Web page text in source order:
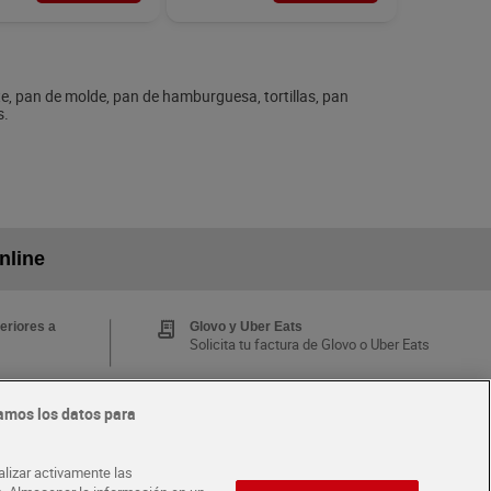
pan de molde, pan de hamburguesa, tortillas, pan
a
Glovo y Uber Eats
Solicita tu factura de Glovo o Uber Eats
¡Solicita tu tarjeta de crédito aquí!
los datos para
activamente las